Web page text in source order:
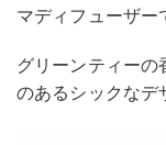
マディフューザー
グリーンティー
のあるシックなデ